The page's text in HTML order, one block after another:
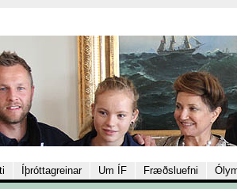
Íþróttagreinar Um ÍF Fræðsluefni